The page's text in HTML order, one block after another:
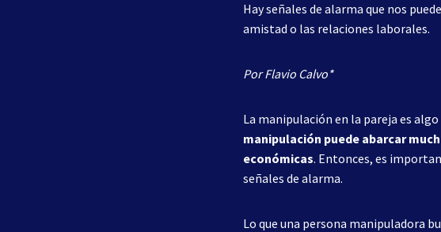
Hay señales de alarma que nos
amistad o las relaciones laborales.
Por Flavio Calvo*
La manipulación en la pareja es
manipulación puede abarcar
económicas. Entonces, es
señales de alarma.
Lo que una persona manipuladora